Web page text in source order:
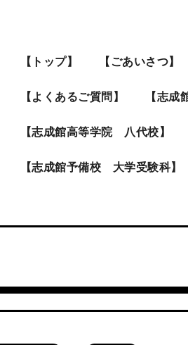
【トップ】 【ごあいさつ】
【よくあるご質問】 【志成
【志成館高等学院 八代校】
【志成館予備校 大学受験科】